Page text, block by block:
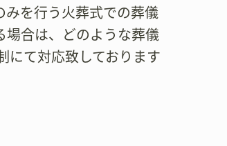
みを行う火葬式での葬儀
場合は、どのような葬儀
にて対応致しております